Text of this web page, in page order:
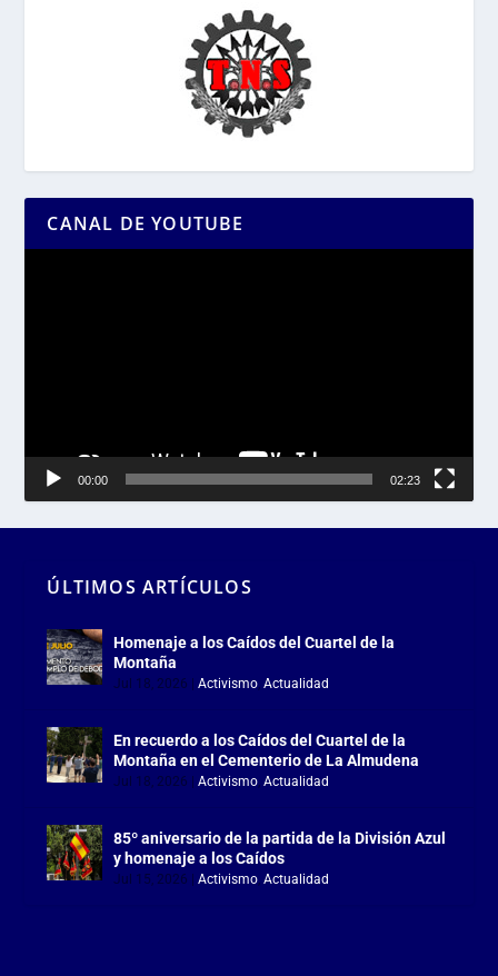
CANAL DE YOUTUBE
00:00 02:23
ÚLTIMOS ARTÍCULOS
Homenaje a los Caídos del Cuartel de la
Montaña
Jul 18, 2026 |Activismo,Actualidad
En recuerdo a los Caídos del Cuartel de la
Montaña en el Cementerio de La Almudena
Jul 18, 2026 |Activismo,Actualidad
85º aniversario de la partida de la División Azul
y homenaje a los Caídos
Jul 15, 2026 |Activismo,Actualidad